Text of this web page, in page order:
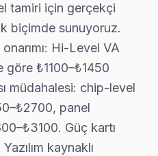
T-Con Kart: Bu
İşlemleri: Yazılım
Atölye Fiyat Farkı : Yerinde
faktörler arasında garanti
Servis: Fabrika
TV'ler için yapılacak
tamiri için gerçekçi
biçimde sunuyoruz.
Hi-Level VA
₺1100–₺1450
müdahalesi: chip-level
panel
Güç kartı
kaynaklı